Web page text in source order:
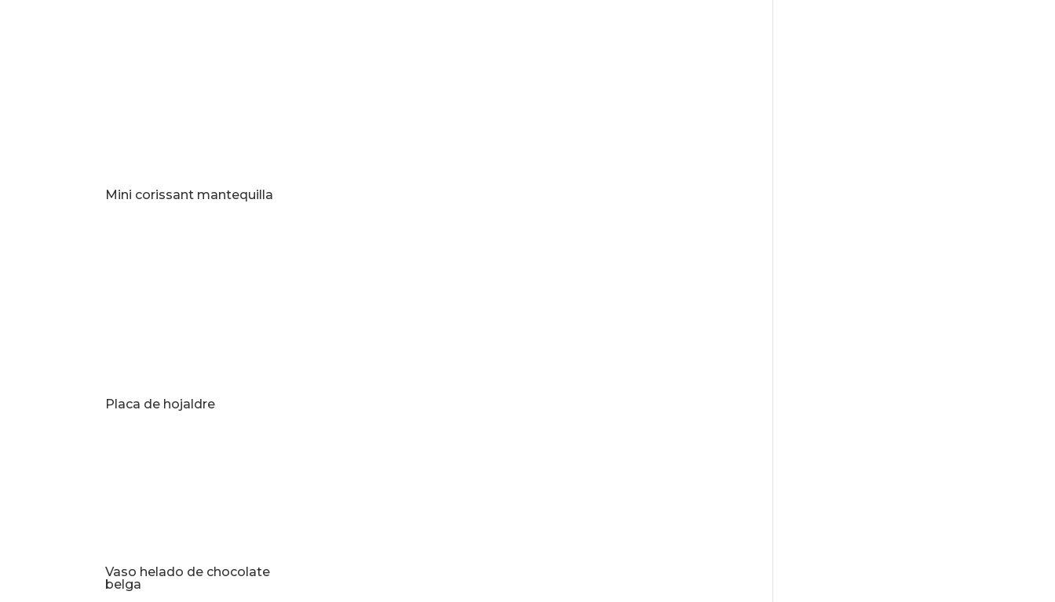
Mini corissant mantequilla
Placa de hojaldre
Vaso helado de chocolate
belga